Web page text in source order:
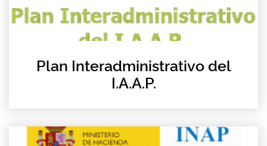
Plan Interadministrativo del
I.A.A.P.